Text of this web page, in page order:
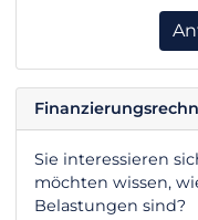
Sie interessieren
möchten wissen,
Belastungen sind?